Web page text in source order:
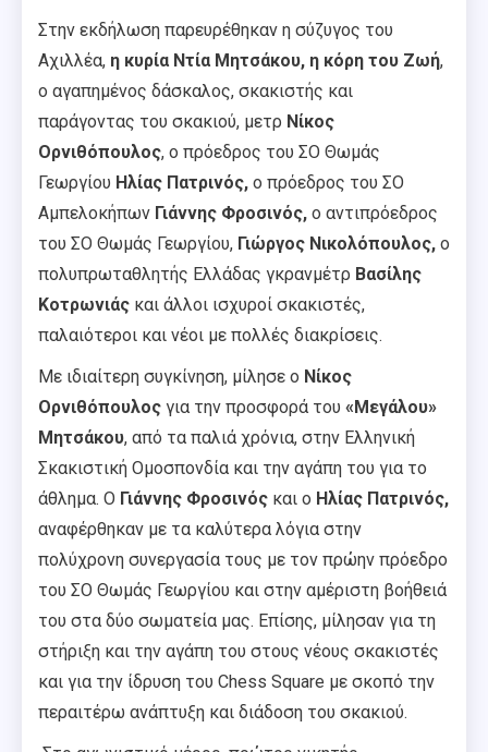
Στην εκδήλωση παρευρέθηκαν η σύζυγος του
Αχιλλέα, η κυρία Ντία Μητσάκου, η κόρη του Ζωή,
ο αγαπημένος δάσκαλος, σκακιστής και
παράγοντας του σκακιού, μετρ Νίκος
Ορνιθόπουλος, ο πρόεδρος του ΣΟ Θωμάς
Γεωργίου Ηλίας Πατρινός, ο πρόεδρος του ΣΟ
Αμπελοκήπων Γιάννης Φροσινός, ο αντιπρόεδρος
του ΣΟ Θωμάς Γεωργίου, Γιώργος Νικολόπουλος, ο
πολυπρωταθλητής Ελλάδας γκρανμέτρ Βασίλης
Κοτρωνιάς και άλλοι ισχυροί σκακιστές,
παλαιότεροι και νέοι με πολλές διακρίσεις.
Με ιδιαίτερη συγκίνηση, μίλησε ο Νίκος
Ορνιθόπουλος για την προσφορά του «Μεγάλου»
Μητσάκου, από τα παλιά χρόνια, στην Ελληνική
Σκακιστική Ομοσπονδία και την αγάπη του για το
άθλημα. Ο Γιάννης Φροσινός και ο Ηλίας Πατρινός,
αναφέρθηκαν με τα καλύτερα λόγια στην
πολύχρονη συνεργασία τους με τον πρώην πρόεδρο
του ΣΟ Θωμάς Γεωργίου και στην αμέριστη βοήθειά
του στα δύο σωματεία μας. Επίσης, μίλησαν για τη
στήριξη και την αγάπη του στους νέους σκακιστές
και για την ίδρυση του Chess Square με σκοπό την
περαιτέρω ανάπτυξη και διάδοση του σκακιού.